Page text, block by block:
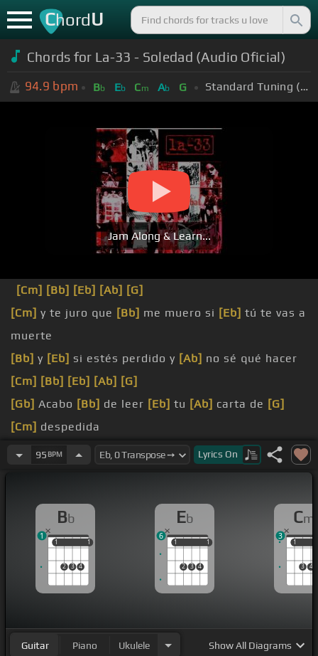
ChordU
Chords for La-33 - Soledad (Audio Oficial)
94.9 bpm Bb Eb Cm Ab G Standard Tuning (EADGBE)
Jam Along & Learn...
[Cm] [Bb] [Eb] [Ab] [G]
[Cm] y te juro que [Bb] me muero si [Eb] tú te vas a
muerte
[Bb] y [Eb] si estés perdido y [Ab] no sé qué hacer
[Cm] [Bb] [Eb] [Ab] [G]
[Gb] Acabo [Bb] de leer [Eb] tu [Ab] carta de [G]
[Cm] despedida
[Cm]vuelves [Gb] más
negra que mi corazón[Eb]
95 BPM Lyrics On
Bb
1
2 3 4
1
1 1
1
Eb
1
2 3 4
1
1 1
6
Cm
1
3 4
1
3
Guitar Piano Ukulele ShowAll Diagrams